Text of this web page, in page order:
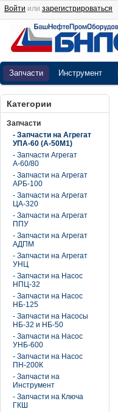
Войти или зарегистрироваться
Запчасти Инструмент
Категории
Запчасти
- Запчасти на Агрегат
УПА-60 (А-50М1)
- Запчасти Агрегат
А-60/80
- Запчасти на Агрегат
АРБ-100
- Запчасти на Агрегат
ЦА-320
- Запчасти на Агрегат
ППУ
- Запчасти на Агрегат
АДПМ
- Запчасти на Агрегат
УНЦ
- Запчасти на Насос
НПЦ-32
- Запчасти на Насос
НБ-125
- Запчасти на Насосы
НБ-32 и НБ-50
- Запчасти на Насос
УНБ-600
- Запчасти на Насос
ПН-200К
- Запчасти на
Инструмент
- Запчасти на Ключа
ГКШ